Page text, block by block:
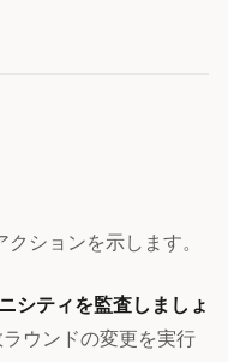
ションを示します。
シティを監査しましょ
ウンドの変更を実行